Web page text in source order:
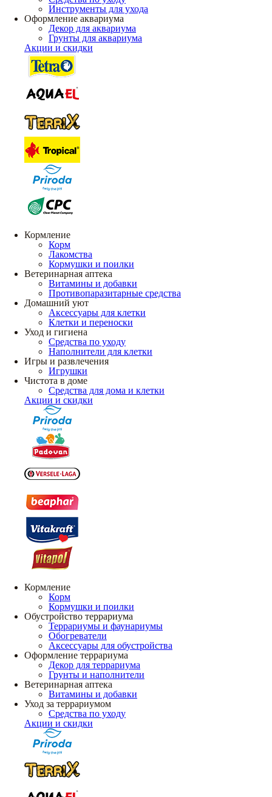
Инструменты для ухода
Оформление аквариума
Декор для аквариума
Грунты для аквариума
Акции и скидки
Кормление
Корм
Лакомства
Кормушки и поилки
Ветеринарная аптека
Витамины и добавки
Противопаразитарные средства
Домашний уют
Аксессуары для клетки
Клетки и переноски
Уход и гигиена
Средства по уходу
Наполнители для клетки
Игры и развлечения
Игрушки
Чистота в доме
Средства для дома и клетки
Акции и скидки
Кормление
Корм
Кормушки и поилки
Обустройство террариума
Террариумы и фаунариумы
Обогреватели
Аксессуары для обустройства
Оформление террариума
Декор для террариума
Грунты и наполнители
Ветеринарная аптека
Витамины и добавки
Уход за террариумом
Средства по уходу
Акции и скидки